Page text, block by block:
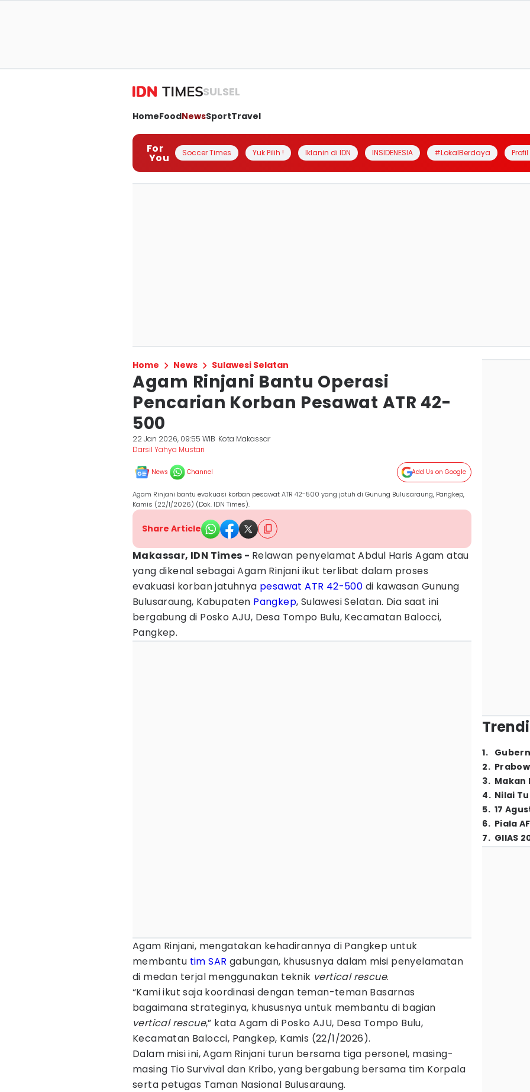
SULSEL
HomeFoodNewsSportTravel
For
You Soccer Times Yuk Pilih ! Iklanin di IDN INSIDENESIA #LokalBerdaya
Home News Sulawesi Selatan
Agam Rinjani Bantu Operasi
Pencarian Korban Pesawat ATR 42-
500
22 Jan 2026, 09:55 WIB Kota Makassar
Darsil Yahya Mustari
News Channel Add Us on Google
Agam Rinjani bantu evakuasi korban pesawat ATR 42-500 yang jatuh di Gunung Bulusaraung, Pangkep,
Kamis (22/1/2026) (Dok. IDN Times).
Share Article
Makassar, IDN Times - Relawan penyelamat Abdul Haris Agam atau
yang dikenal sebagai Agam Rinjani ikut terlibat dalam proses
evakuasi korban jatuhnya pesawat ATR 42-500 di kawasan Gunung
Bulusaraung, Kabupaten Pangkep, Sulawesi Selatan. Dia saat ini
bergabung di Posko AJU, Desa Tompo Bulu, Kecamatan Balocci,
Pangkep.
Agam Rinjani, mengatakan kehadirannya di Pangkep untuk
membantu tim SAR gabungan, khususnya dalam misi penyelamatan
di medan terjal menggunakan teknik vertical rescue.
“Kami ikut saja koordinasi dengan teman-teman Basarnas
bagaimana strateginya, khususnya untuk membantu di bagian
vertical rescue,” kata Agam di Posko AJU, Desa Tompo Bulu,
Kecamatan Balocci, Pangkep, Kamis (22/1/2026).
Dalam misi ini, Agam Rinjani turun bersama tiga personel, masing-
masing Tio Survival dan Kribo, yang bergabung bersama tim Korpala
serta petugas Taman Nasional Bulusaraung.
1.
2.
3. Makan
4. Nilai
5. 17
6. Piala
7. GIIAS